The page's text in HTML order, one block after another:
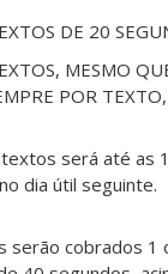
DE 20
MESMO
POR
será até as
dia útil seguinte.
serão cobrados